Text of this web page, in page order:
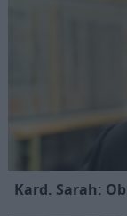
Kard. Sarah: